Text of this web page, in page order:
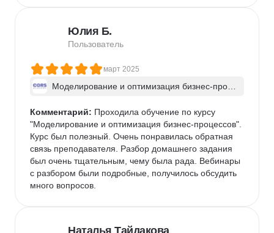
были на связи, оперативно помогали с решением
возникающих вопросов. Курс "Аналитика 1С" в
ожидания. Я получила не только теоретические
скоро буду применять в своей работе. Рекомендую
области 1С-аналитики.
Минус только один,что нужно очень много времени
на выполнение заданий)) и стараться,чтобы к
вебинарам все задания были выполнены)))
Юлия Б.
Пользователь
март 2025
Моделирование и оптимизация бизнес-проц
Комментарий: Проходила обучение по курсу
"Моделирование и оптимизация бизнес-процессов".
Курс был полезный. Очень понравилась обратная
связь преподавателя. Разбор домашнего задания
был очень тщательным, чему была рада. Вебинары
с разбором были подробные, получилось обсудить
много вопросов.
Наталья Тайдакова